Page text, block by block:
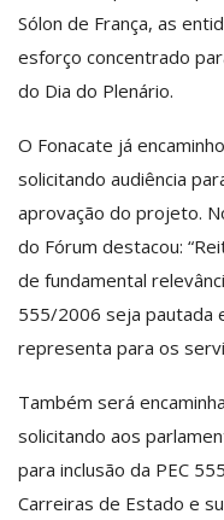
Sólon de França, as
esforço concentrado
do Dia do Plenário.
O Fonacate já
solicitando audiência
aprovação do projeto.
do Fórum destacou:
de fundamental
555/2006 seja pautada
representa para os
Também será
solicitando aos
para inclusão da PEC
Carreiras de Estado e